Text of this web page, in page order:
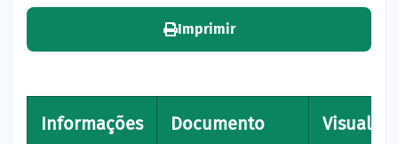
Imprimir
Informações Documento